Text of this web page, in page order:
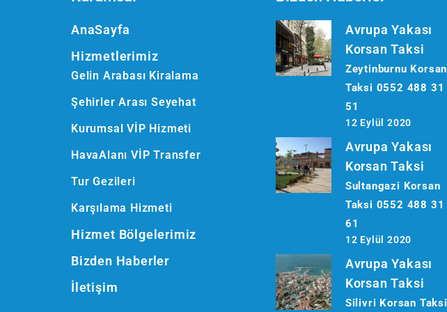
AnaSayfa
Hizmetlerimiz
Gelin Arabası Kiralama
Şehirler Arası Seyehat
Kurumsal VİP Hizmeti
HavaAlanı VİP Transfer
Tur Gezileri
Karşılama Hizmeti
Hizmet Bölgelerimiz
Bizden Haberler
İletişim
Avrupa Yakası
Korsan Taksi
Zeytinburnu Korsan
Taksi 0552 488 31
51
12 Eylül 2020
Avrupa Yakası
Korsan Taksi
Sultangazi Korsan
Taksi 0552 488 31
61
12 Eylül 2020
Avrupa Yakası
Korsan Taksi
Silivri Korsan Taksi